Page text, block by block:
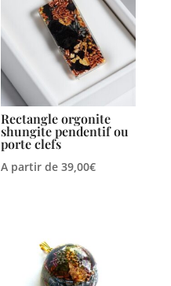
Rectangle orgonite
shungite pendentif ou
porte clefs
A partir de39,00€